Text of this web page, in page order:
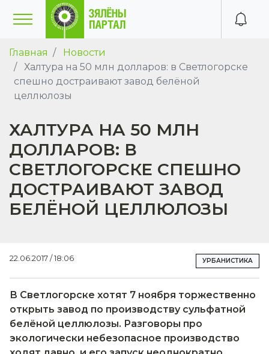
Главная
Новости
Халтура на 50 млн долларов: в Светлогорске
спешно достраивают завод белёной
целлюлозы
ХАЛТУРА НА 50 МЛН
ДОЛЛАРОВ: В
СВЕТЛОГОРСКЕ СПЕШНО
ДОСТРАИВАЮТ ЗАВОД
БЕЛЁНОЙ ЦЕЛЛЮЛОЗЫ
22.06.2017 / 18:06 УРБАНИСТИКА
В Светлогорске хотят 7 ноября торжественно
открыть завод по производству сульфатной
белёной целлюлозы. Разговоры про
экологически небезопасное производство